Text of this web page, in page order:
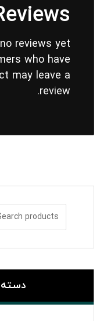
reviews yet.
who have
may leave a
review.